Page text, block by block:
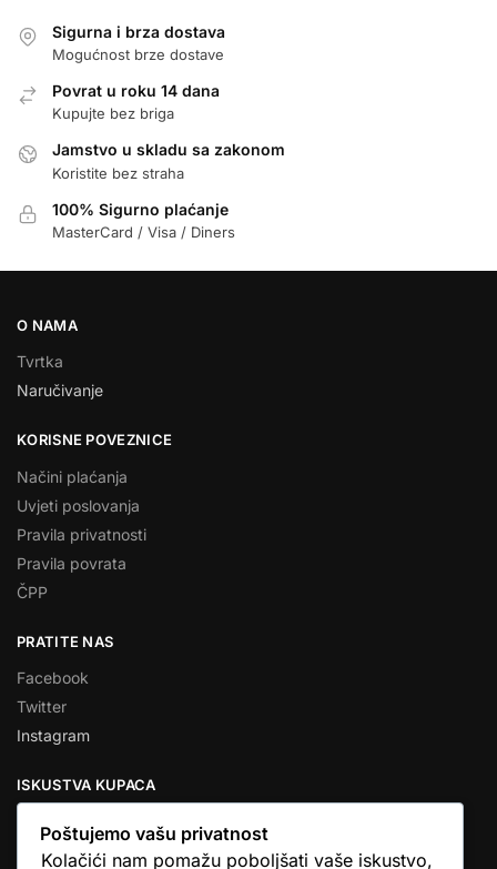
Sigurna i brza dostava
Mogućnost brze dostave
Povrat u roku 14 dana
Kupujte bez briga
Jamstvo u skladu sa zakonom
Koristite bez straha
100% Sigurno plaćanje
MasterCard / Visa / Diners
O NAMA
Tvrtka
Naručivanje
KORISNE POVEZNICE
Načini plaćanja
Uvjeti poslovanja
Pravila privatnosti
Pravila povrata
ČPP
PRATITE NAS
Facebook
Twitter
Instagram
ISKUSTVA KUPACA
Poštujemo vašu privatnost
Kolačići nam pomažu poboljšati vaše iskustvo,